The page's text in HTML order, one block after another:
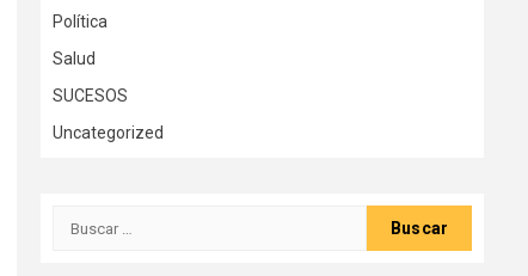
Política
Salud
SUCESOS
Uncategorized
Buscar: